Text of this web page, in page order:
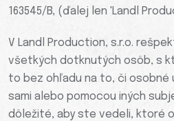
163545/B, (ďalej len 'Landl
V Landl Production, s.r.o.
všetkých dotknutých osôb, s
to bez ohľadu na to, či osobné
sami alebo pomocou iných
dôležité, aby ste vedeli, ktoré